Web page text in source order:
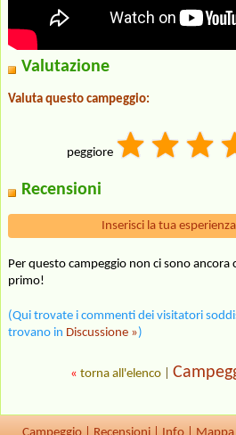
Valutazione
Valuta questo campeggio:
peggiore
Recensioni
Inserisci la tua
Per questo campeggio non ci sono
primo!
(Qui trovate i commenti dei visitatori
trovano in Discussione »)
« torna all'elenco